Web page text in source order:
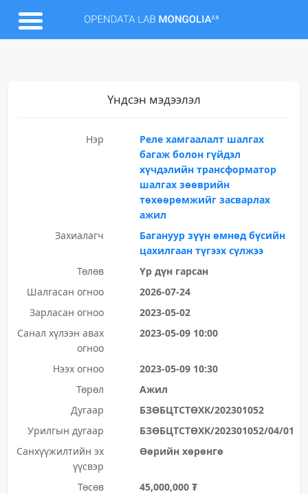
Үндсэн мэдээлэл
Нэр
Реле хамгаалалт шалгах
багаж болон гүйдэл
хүчдэлийн трансформатор
шалгах зөөврийн
төхөөрөмжийг засварлах
ажил
Захиалагч
Багануур зүүн өмнөд бүсийн
цахилгаан түгээх сүлжээ
Төлөв
Үр дүн гарсан
Шалгасан огноо
2026-07-24
Зарласан огноо
2023-05-02
Санал хүлээн авах
огноо
2023-05-09 10:00
Нээх огноо
2023-05-09 10:30
Төрөл
Ажил
Дугаар
БЗӨБЦТСТӨХК/202301052
Урилгын дугаар
БЗӨБЦТСТӨХК/202301052/04/01
Санхүүжилтийн эх
үүсвэр
Өөрийн хөрөнгө
Төсөв
45,000,000 ₮